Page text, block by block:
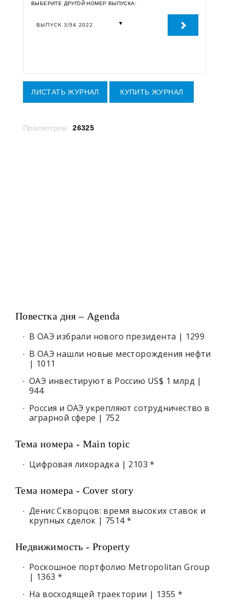
ВЫБЕРИТЕ ДРУГОЙ НОМЕР ВЫПУСКА:
ЛИСТАТЬ ЖУРНАЛ КУПИТЬ ЖУРНАЛ
Просмотров: 26325
Повестка дня – Agenda
В ОАЭ избрали нового президента | 1299
В ОАЭ нашли новые месторождения нефти
| 1011
ОАЭ инвестируют в Россию US$ 1 млрд |
944
Россия и ОАЭ укрепляют сотрудничество в
аграрной сфере | 752
Тема номера - Main topic
Цифровая лихорадка | 2103 *
Тема номера - Cover story
Денис Скворцов: время высоких ставок и
крупных сделок | 7514 *
Недвижимость - Property
Роскошное портфолио Metropolitan Group
| 1363 *
На восходящей траектории | 1355 *